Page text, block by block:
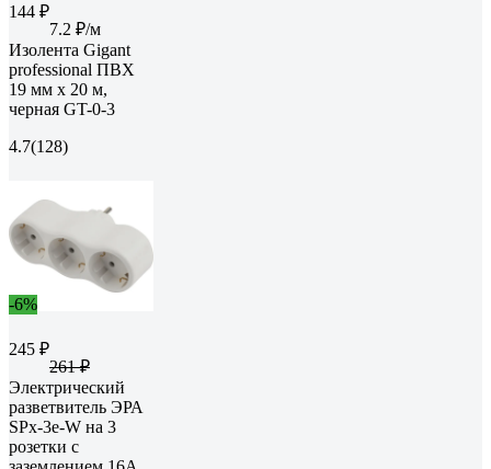
144 ₽
7.2 ₽/м
Изолента Gigant
professional ПВХ
19 мм х 20 м,
черная GT-0-3
4.7(128)
-6%
245 ₽
261 ₽
Электрический
разветвитель ЭРА
SPx-3e-W на 3
розетки с